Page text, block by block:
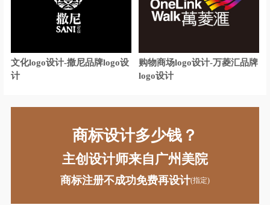
电信运营商logo设计
地产公司logo设计 电视台logo设计
房地产logo设计 服务logo设计
文化logo设计-撒尼品牌logo设
计
购物商场logo设计-万菱汇品牌
logo设计
商标设计多少钱？
主创设计师来自广州美院
商标注册不成功免费再设计(指定)